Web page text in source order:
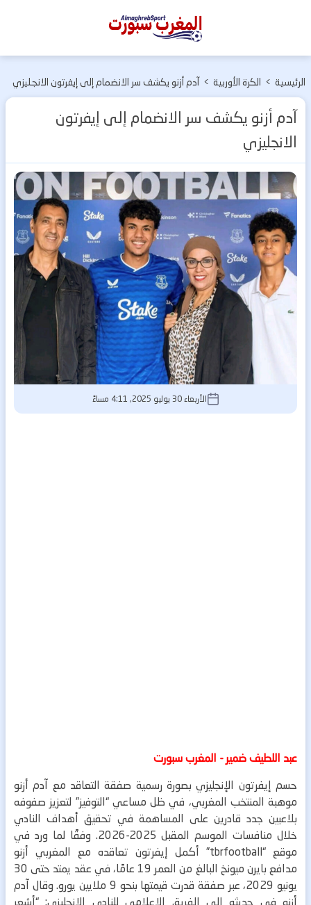
المغرب
الرئيسية > الكرة الأوربية > آدم أزنو يكشف سر الانضمام إلى إيفرتون الانجليزي
آدم أزنو يكشف سر الانضمام إلى إيفرتون
الانجليزي
الأربعاء 30 يوليو 2025, 4:11 مساءً
عبد اللطيف ضمير - المغرب سبورت
حسم إيفرتون الإنجليزي بصورة رسمية صفقة التعاقد مع آدم أزنو
موهبة المنتخب المغربي، في ظل مساعي “التوفيز” لتعزيز صفوفه
بلاعبين جدد قادرين على المساهمة في تحقيق أهداف النادي
خلال منافسات الموسم المقبل 2025-2026.
وفقًا لما ورد في
موقع “tbrfootball” أكمل إيفرتون تعاقده مع المغربي أزنو
مدافع بايرن ميونخ البالغ من العمر 19 عامًا، في عقد يمتد حتى 30
يونيو 2029، عبر صفقة قدرت قيمتها بنحو 9 ملايين يورو.
وقال آدم